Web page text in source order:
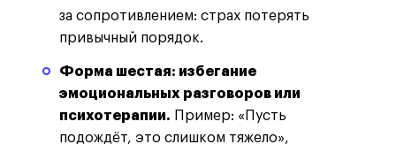
за сопротивлением: страх потерять
привычный порядок.
Форма шестая: избегание
эмоциональных разговоров или
психотерапии. Пример: «Пусть
подождёт, это слишком тяжело»,